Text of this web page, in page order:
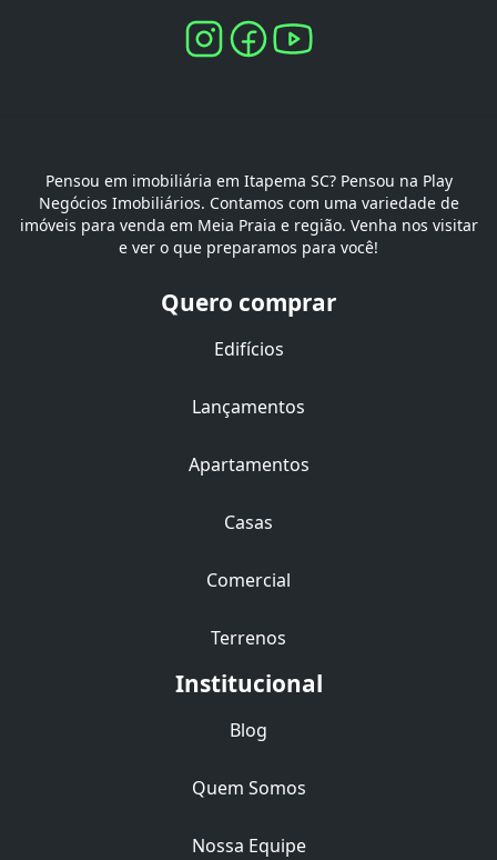
Pensou em imobiliária em Itapema SC? Pensou na Play
Negócios Imobiliários. Contamos com uma variedade de
imóveis para venda em Meia Praia e região. Venha nos visitar
e ver o que preparamos para você!
Quero comprar
Edifícios
Lançamentos
Apartamentos
Casas
Comercial
Terrenos
Institucional
Blog
Quem Somos
Nossa Equipe